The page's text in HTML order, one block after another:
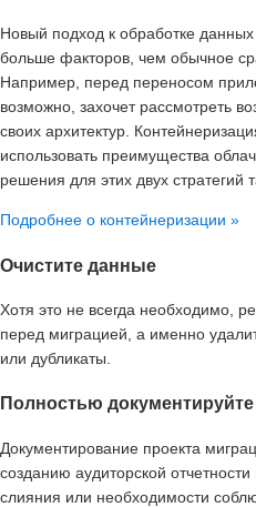
Новый подход к обработке
больше факторов, чем обычное
Например, перед переносом
возможно, захочет рассмотреть
своих архитектур.
использовать преимущества
решения для этих двух стратегий
Подробнее о контейнеризации »
Очистите данные
Хотя это не всегда необходимо,
перед миграцией, а именно
или дубликаты.
Полностью
Документирование проекта
созданию аудиторской
слияния или необходимости